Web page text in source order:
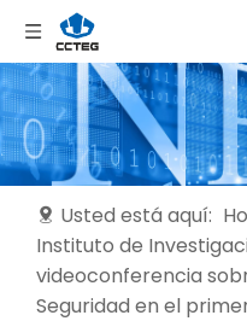
Usted está aquí:
Instituto de
videoconferencia
Seguridad en el